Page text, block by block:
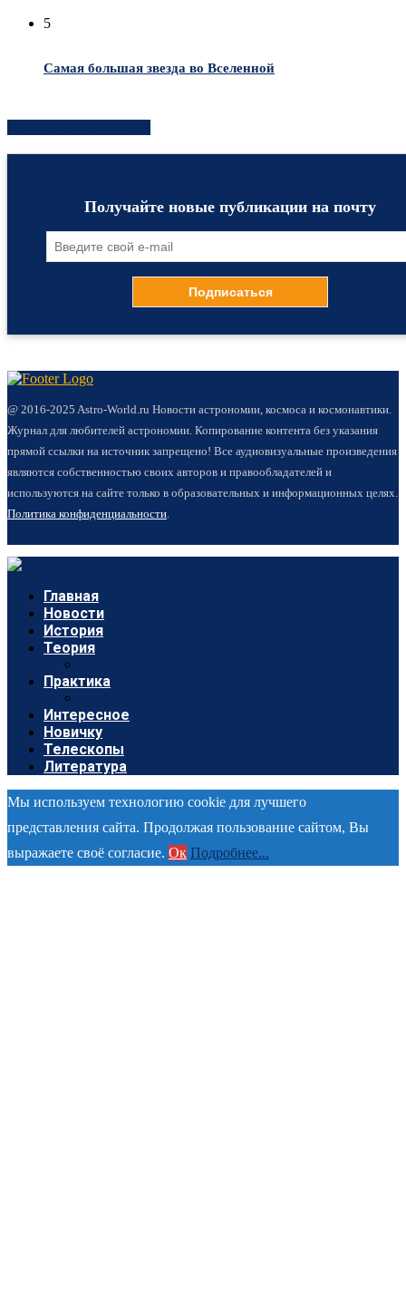
5
Самая большая звезда во Вселенной
Получайте новые публикации на почту
@ 2016-2025 Astro-World.ru Новости астрономии, космоса и космонавтики.
Журнал для любителей астрономии. Копирование контента без указания
прямой ссылки на источник запрещено! Все аудиовизуальные произведения
являются собственностью своих авторов и правообладателей и
используются на сайте только в образовательных и информационных целях.
Политика конфиденциальности.
Главная
Новости
История
Теория
Практика
Интересное
Новичку
Телескопы
Литература
Мы используем технологию cookie для лучшего
представления сайта. Продолжая пользование сайтом, Вы
выражаете своё согласие. Ок Подробнее...